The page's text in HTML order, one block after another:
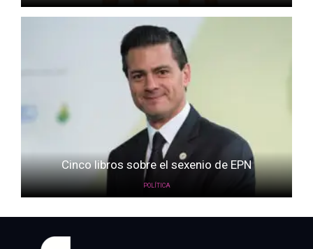
Cinco libros sobre el sexenio de EPN
POLÍTICA